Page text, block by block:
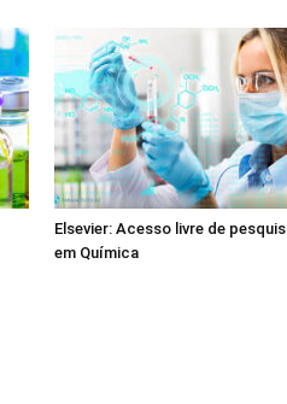
Elsevier: Acesso livre de
em Química